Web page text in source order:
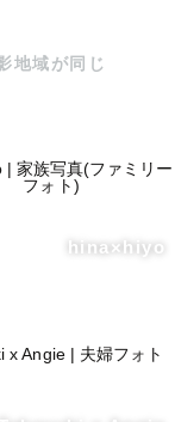
地域が同じ
hina×hiyo